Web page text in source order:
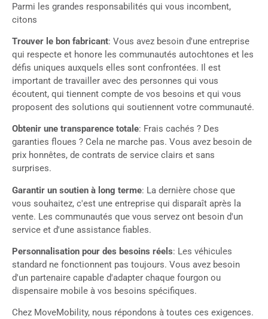
Parmi les grandes responsabilités qui vous incombent,
citons
Trouver le bon fabricant: Vous avez besoin d'une entreprise
qui respecte et honore les communautés autochtones et les
défis uniques auxquels elles sont confrontées. Il est
important de travailler avec des personnes qui vous
écoutent, qui tiennent compte de vos besoins et qui vous
proposent des solutions qui soutiennent votre communauté.
Obtenir une transparence totale: Frais cachés ? Des
garanties floues ? Cela ne marche pas. Vous avez besoin de
prix honnêtes, de contrats de service clairs et sans
surprises.
Garantir un soutien à long terme: La dernière chose que
vous souhaitez, c'est une entreprise qui disparaît après la
vente. Les communautés que vous servez ont besoin d'un
service et d'une assistance fiables.
Personnalisation pour des besoins réels: Les véhicules
standard ne fonctionnent pas toujours. Vous avez besoin
d'un partenaire capable d'adapter chaque fourgon ou
dispensaire mobile à vos besoins spécifiques.
Chez MoveMobility, nous répondons à toutes ces exigences.